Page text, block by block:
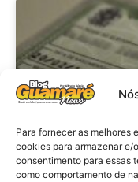
Para fornecer as melhores
cookies para armazenar e/
consentimento para essas
como comportamento de